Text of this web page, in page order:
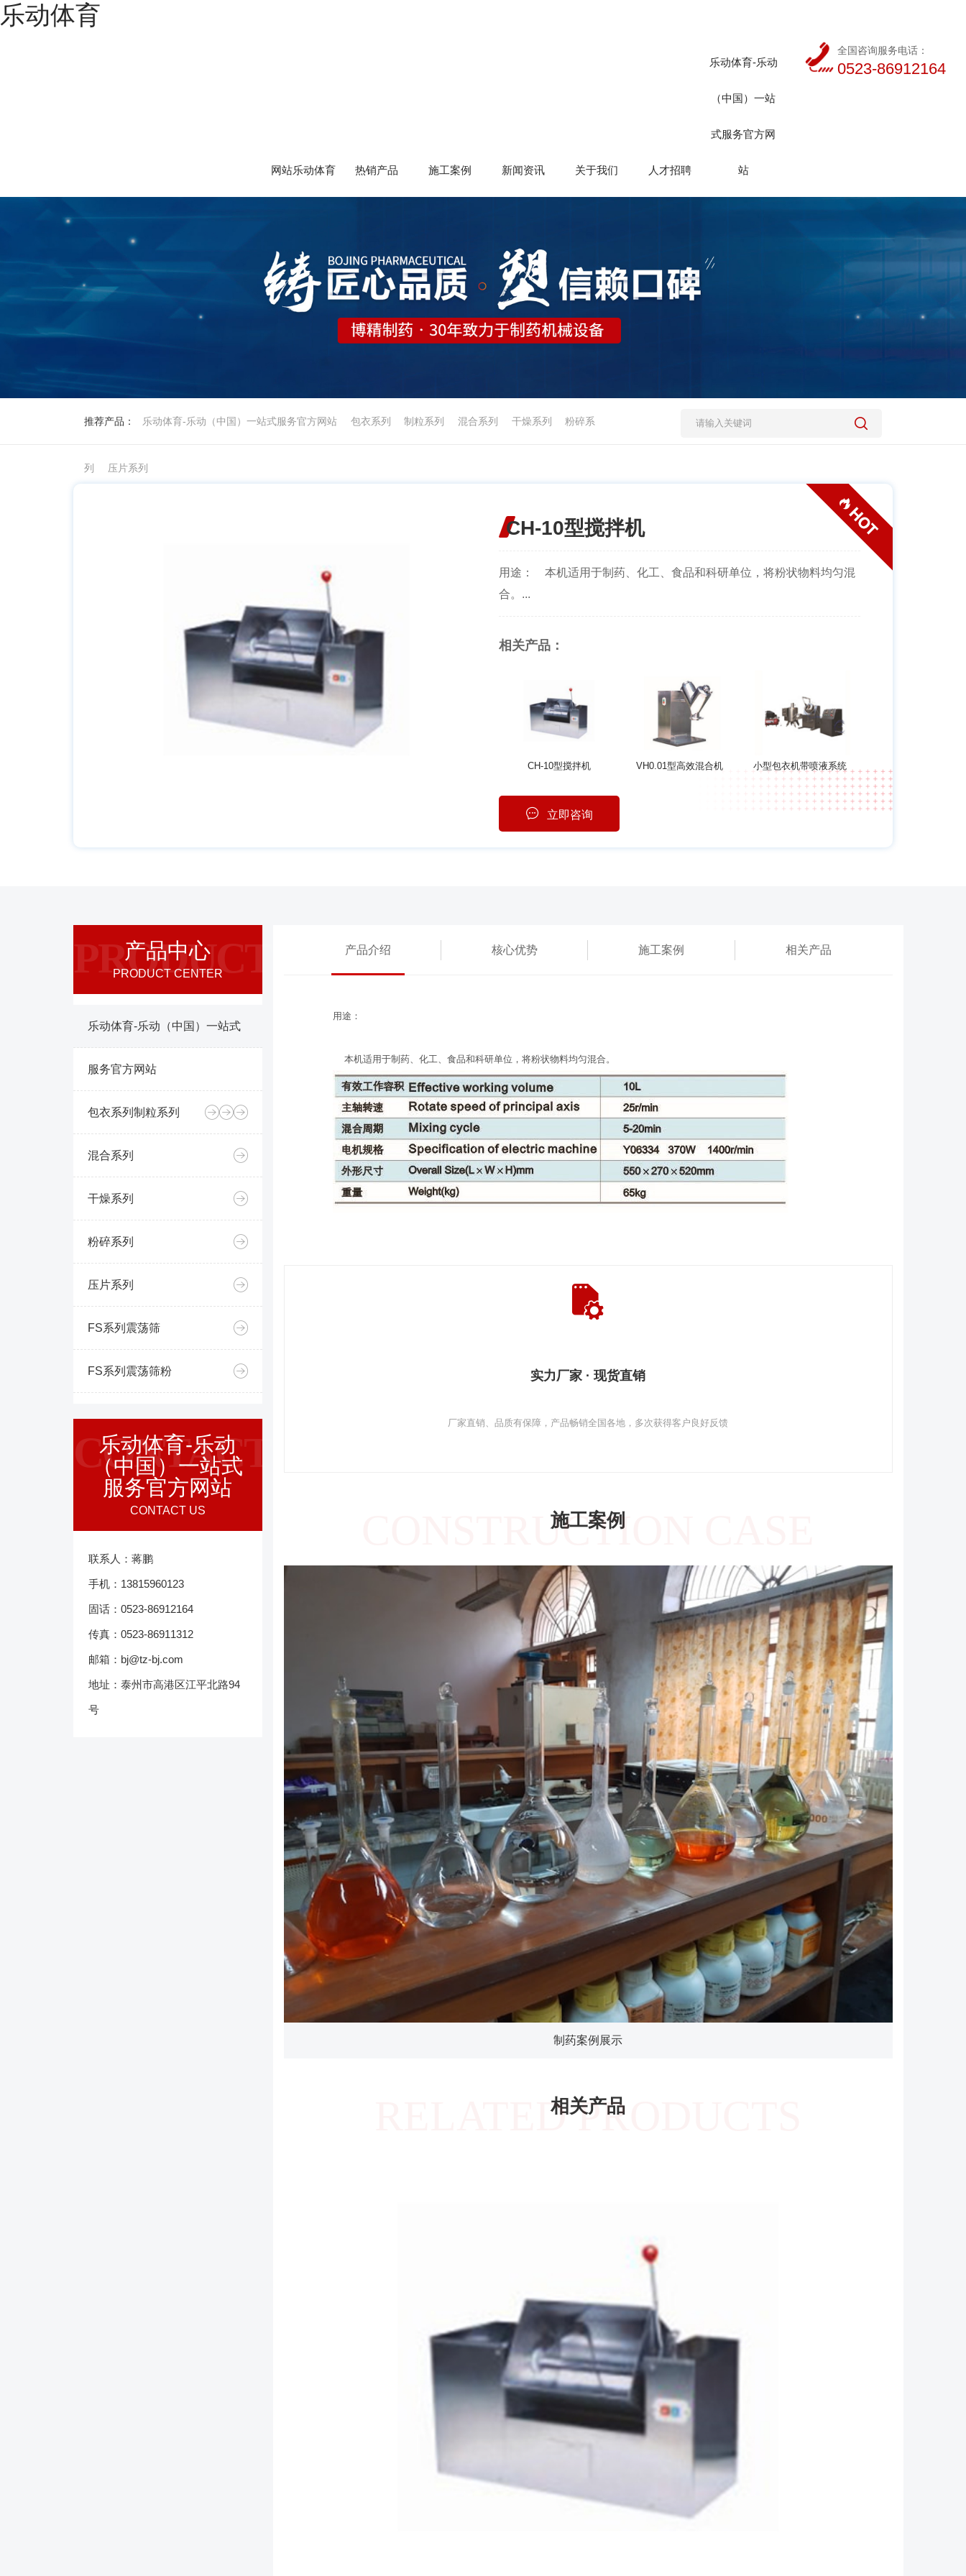
乐动体育
网站乐动体育 热销产品 施工案例 新闻资讯 关于我们 人才招聘
乐动体育-乐动
（中国）一站
式服务官方网
站
全国咨询服务电话：
0523-86912164
推荐产品： 乐动体育-乐动（中国）一站式服务官方网站 包衣系列 制粒系列 混合系列 干燥系列 粉碎系
列 压片系列
CH-10型搅拌机
用途： 本机适用于制药、化工、食品和科研单位，将粉状物料均匀混
合。...
相关产品：
CH-10型搅拌机 VH0.01型高效混合机 小型包衣机带喷液系统
立即咨询
产品中心
PRODUCT CENTER
PRODUCT
乐动体育-乐动（中国）一站式
服务官方网站
包衣系列 制粒系列
混合系列
干燥系列
粉碎系列
压片系列
FS系列震荡筛
FS系列震荡筛粉
乐动体育-乐动
（中国）一站式
服务官方网站
CONTACT US
CONTACT
联系人：蒋鹏
手机：13815960123
固话：0523-86912164
传真：0523-86911312
邮箱：bj@tz-bj.com
地址：泰州市高港区江平北路94
号
产品介绍 核心优势 施工案例 相关产品
用途：
本机适用于制药、化工、食品和科研单位，将粉状物料均匀混合。
实力厂家 · 现货直销
厂家直销、品质有保障，产品畅销全国各地，多次获得客户良好反馈
施工案例
CONSTRUCTION CASE
制药案例展示
相关产品
RELATED PRODUCTS